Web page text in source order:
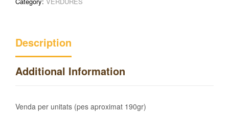
Description
Additional Information
Venda per unitats (pes aproximat 190gr)